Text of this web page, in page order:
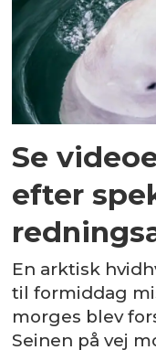
Se
efter
En arktisk
til formiddag
morges blev
Seinen på vej